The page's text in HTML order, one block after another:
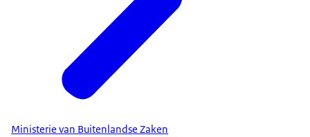
Ministerie van Buitenlandse Zaken